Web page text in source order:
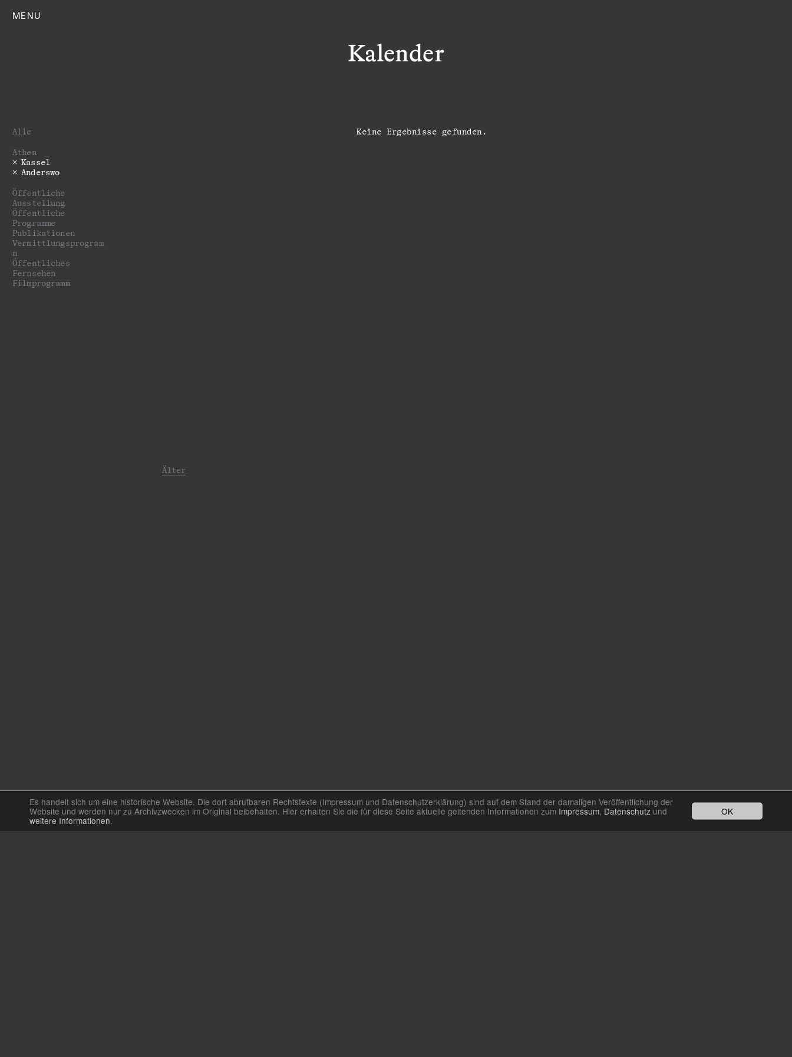
MENU
Kalender
Alle
Athen
Kassel
Anderswo
Öffentliche
Ausstellung
­­­Öffentliche
Programme
Publikationen
Vermittlungsprogram
m
Öffentliches
Fernsehen
Filmprogramm
Älter
Keine Ergebnisse gefunden.
OK
Es handelt sich um eine historische Website. Die dort abrufbaren Rechtstexte (Impressum und Datenschutzerklärung) sind auf dem Stand der damaligen Veröffentlichung der
Website und werden nur zu Archivzwecken im Original beibehalten. Hier erhalten Sie die für diese Seite aktuelle geltenden Informationen zum Impressum, Datenschutz und
weitere Informationen.